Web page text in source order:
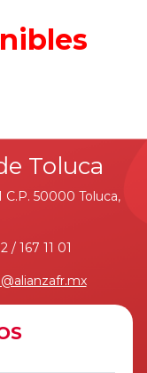
Toluca
C.P. 50000 Toluca,
/ 167 11 01